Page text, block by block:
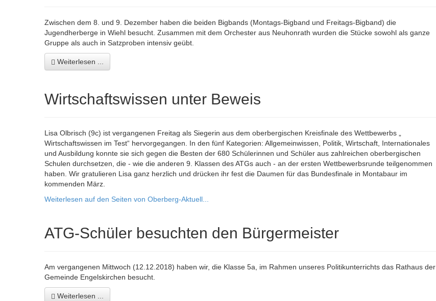
Zwischen dem 8. und 9. Dezember haben die beiden Bigbands (Montags-Bigband und Freitags-Bigband) die
Jugendherberge in Wiehl besucht. Zusammen mit dem Orchester aus Neuhonrath wurden die Stücke sowohl als ganze
Gruppe als auch in Satzproben intensiv geübt.
Weiterlesen ...
Wirtschaftswissen unter Beweis
Lisa Olbrisch (9c) ist vergangenen Freitag als Siegerin aus dem oberbergischen Kreisfinale des Wettbewerbs „
Wirtschaftswissen im Test“ hervorgegangen. In den fünf Kategorien: Allgemeinwissen, Politik, Wirtschaft, Internationales
und Ausbildung konnte sie sich gegen die Besten der 680 Schülerinnen und Schüler aus zahlreichen oberbergischen
Schulen durchsetzen, die - wie die anderen 9. Klassen des ATGs auch - an der ersten Wettbewerbsrunde teilgenommen
haben. Wir gratulieren Lisa ganz herzlich und drücken ihr fest die Daumen für das Bundesfinale in Montabaur im
kommenden März.
Weiterlesen auf den Seiten von Oberberg-Aktuell...
ATG-Schüler besuchten den Bürgermeister
Am vergangenen Mittwoch (12.12.2018) haben wir, die Klasse 5a, im Rahmen unseres Politikunterrichts das Rathaus der
Gemeinde Engelskirchen besucht.
Weiterlesen ...